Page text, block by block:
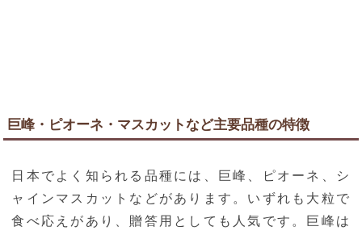
巨峰・ピオーネ・マスカットなど主要品種の特徴
日本でよく知られる品種には、巨峰、ピオーネ、シ
ャインマスカットなどがあります。いずれも大粒で
食べ応えがあり、贈答用としても人気です。巨峰は